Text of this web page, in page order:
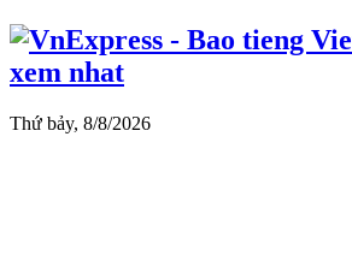
Thứ bảy, 8/8/2026